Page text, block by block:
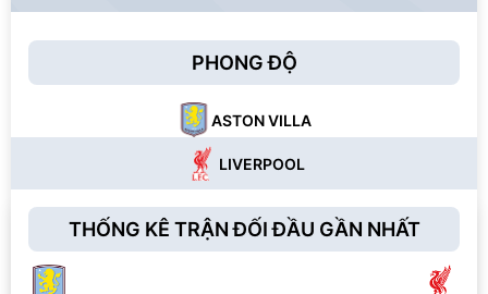
PHONG ĐỘ
ASTON VILLA
LIVERPOOL
THỐNG KÊ TRẬN ĐỐI ĐẦU GẦN NHẤT